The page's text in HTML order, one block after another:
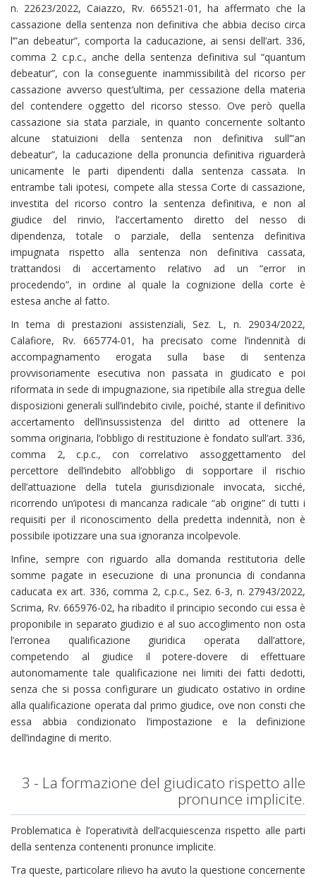
n. 22623/2022, Caiazzo, Rv. 665521-01, ha affermato che la
cassazione della sentenza non definitiva che abbia deciso circa
l’”an debeatur”, comporta la caducazione, ai sensi dell’art. 336,
comma 2 c.p.c., anche della sentenza definitiva sul “quantum
debeatur”, con la conseguente inammissibilità del ricorso per
cassazione avverso quest’ultima, per cessazione della materia
del contendere oggetto del ricorso stesso. Ove però quella
cassazione sia stata parziale, in quanto concernente soltanto
alcune statuizioni della sentenza non definitiva sull’”an
debeatur”, la caducazione della pronuncia definitiva riguarderà
unicamente le parti dipendenti dalla sentenza cassata. In
entrambe tali ipotesi, compete alla stessa Corte di cassazione,
investita del ricorso contro la sentenza definitiva, e non al
giudice del rinvio, l’accertamento diretto del nesso di
dipendenza, totale o parziale, della sentenza definitiva
impugnata rispetto alla sentenza non definitiva cassata,
trattandosi di accertamento relativo ad un “error in
procedendo”, in ordine al quale la cognizione della corte è
estesa anche al fatto.
In tema di prestazioni assistenziali, Sez. L, n. 29034/2022,
Calafiore, Rv. 665774-01, ha precisato come l’indennità di
accompagnamento erogata sulla base di sentenza
provvisoriamente esecutiva non passata in giudicato e poi
riformata in sede di impugnazione, sia ripetibile alla stregua delle
disposizioni generali sull’indebito civile, poiché, stante il definitivo
accertamento dell’insussistenza del diritto ad ottenere la
somma originaria, l’obbligo di restituzione è fondato sull’art. 336,
comma 2, c.p.c., con correlativo assoggettamento del
percettore dell’indebito all’obbligo di sopportare il rischio
dell’attuazione della tutela giurisdizionale invocata, sicché,
ricorrendo un’ipotesi di mancanza radicale “ab origine” di tutti i
requisiti per il riconoscimento della predetta indennità, non è
possibile ipotizzare una sua ignoranza incolpevole.
Infine, sempre con riguardo alla domanda restitutoria delle
somme pagate in esecuzione di una pronuncia di condanna
caducata ex art. 336, comma 2, c.p.c., Sez. 6-3, n. 27943/2022,
Scrima, Rv. 665976-02, ha ribadito il principio secondo cui essa è
proponibile in separato giudizio e al suo accoglimento non osta
l’erronea qualificazione giuridica operata dall’attore,
competendo al giudice il potere-dovere di effettuare
autonomamente tale qualificazione nei limiti dei fatti dedotti,
senza che si possa configurare un giudicato ostativo in ordine
alla qualificazione operata dal primo giudice, ove non consti che
essa abbia condizionato l’impostazione e la definizione
dell’indagine di merito.
3 - La formazione del giudicato rispetto alle
pronunce implicite.
Problematica è l’operatività dell’acquiescenza rispetto alle parti
della sentenza contenenti pronunce implicite.
Tra queste, particolare rilievo ha avuto la questione concernente